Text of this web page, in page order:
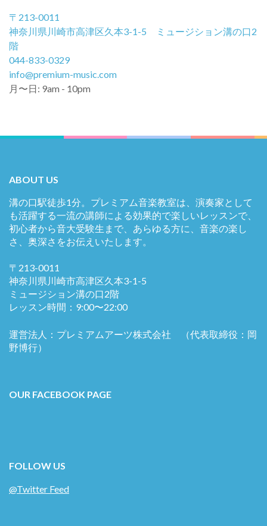
〒213-0011
神奈川県川崎市高津区久本3-1-5 ミュージション溝の口2
階
044-833-0329
info@premium-music.com
月〜日: 9am - 10pm
ABOUT US
溝の口駅徒歩1分。プレミアム音楽教室は、演奏家として
も活躍する一流の講師による効果的で楽しいレッスンで、
初心者から音大受験生まで、あらゆる方に、音楽の楽し
さ、奥深さをお伝えいたします。
〒213-0011
神奈川県川崎市高津区久本3-1-5
ミュージション溝の口2階
レッスン時間：9:00〜22:00
運営法人：プレミアムアーツ株式会社 （代表取締役：岡
野博行）
OUR FACEBOOK PAGE
FOLLOW US
@Twitter Feed